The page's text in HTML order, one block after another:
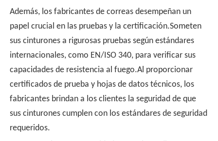
Además, los fabricantes de correas desempeñan un
papel crucial en las pruebas y la certificación.Someten
sus cinturones a rigurosas pruebas según estándares
internacionales, como EN/ISO 340, para verificar sus
capacidades de resistencia al fuego.Al proporcionar
certificados de prueba y hojas de datos técnicos, los
fabricantes brindan a los clientes la seguridad de que
sus cinturones cumplen con los estándares de seguridad
requeridos.